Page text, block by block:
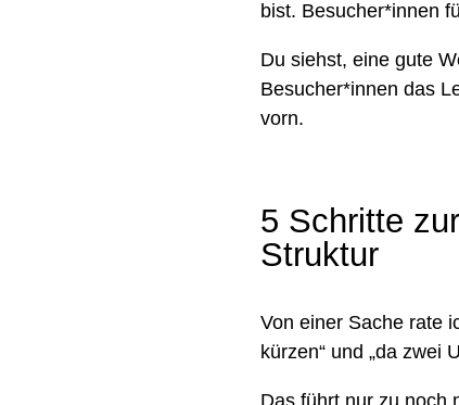
bist. Besucher*innen
Du siehst, eine gute
Besucher*innen das
vorn.
5 Schritte
Struktur
Von einer Sache rate
kürzen“ und „da zwei
Das führt nur zu noch